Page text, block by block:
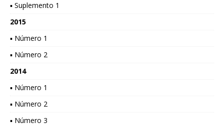
▪ Suplemento 1
2015
▪ Número 1
▪ Número 2
2014
▪ Número 1
▪ Número 2
▪ Número 3